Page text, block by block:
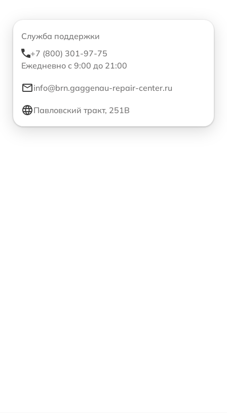
Служба поддержки
+7 (800) 301-97-75
Ежедневно с 9:00 до 21:00
info@brn.gaggenau-repair-center.ru
Павловский тракт, 251В